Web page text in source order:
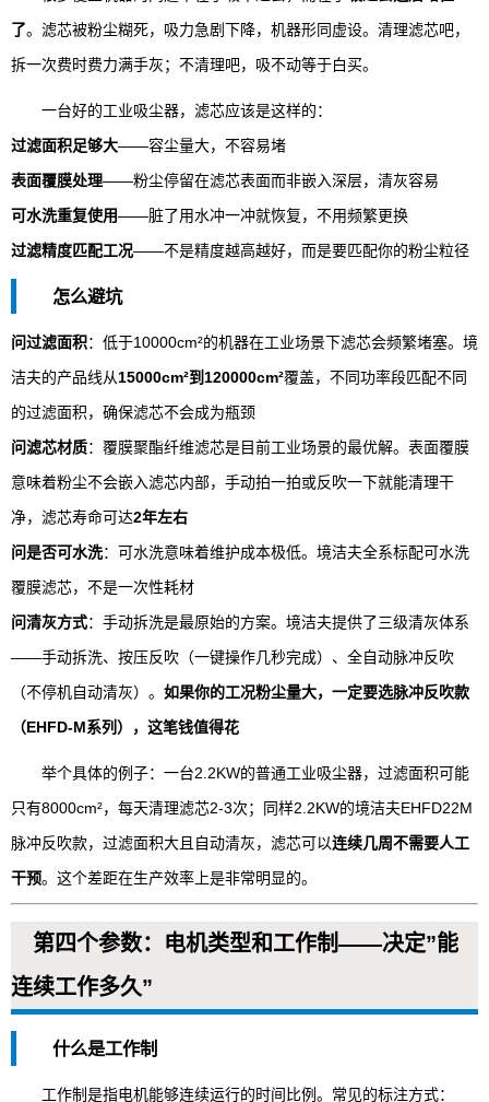
了。滤芯被粉尘糊死，吸力急剧下降，机器形同虚设。清理滤芯吧，
拆一次费时费力满手灰；不清理吧，吸不动等于白买。
一台好的工业吸尘器，滤芯应该是这样的：
过滤面积足够大——容尘量大，不容易堵
表面覆膜处理——粉尘停留在滤芯表面而非嵌入深层，清灰容易
可水洗重复使用——脏了用水冲一冲就恢复，不用频繁更换
过滤精度匹配工况——不是精度越高越好，而是要匹配你的粉尘粒径
怎么避坑
问过滤面积：低于10000cm²的机器在工业场景下滤芯会频繁堵塞。境
洁夫的产品线从15000cm²到120000cm²覆盖，不同功率段匹配不同
的过滤面积，确保滤芯不会成为瓶颈
问滤芯材质：覆膜聚酯纤维滤芯是目前工业场景的最优解。表面覆膜
意味着粉尘不会嵌入滤芯内部，手动拍一拍或反吹一下就能清理干
净，滤芯寿命可达2年左右
问是否可水洗：可水洗意味着维护成本极低。境洁夫全系标配可水洗
覆膜滤芯，不是一次性耗材
问清灰方式：手动拆洗是最原始的方案。境洁夫提供了三级清灰体系
——手动拆洗、按压反吹（一键操作几秒完成）、全自动脉冲反吹
（不停机自动清灰）。 如果你的工况粉尘量大，一定要选脉冲反吹款
（EHFD-M系列），这笔钱值得花
举个具体的例子：一台2.2KW的普通工业吸尘器，过滤面积可能
只有8000cm²，每天清理滤芯2-3次；同样2.2KW的境洁夫EHFD22M
脉冲反吹款，过滤面积大且自动清灰，滤芯可以连续几周不需要人工
干预。这个差距在生产效率上是非常明显的。
第四个参数：电机类型和工作制——决定”能
连续工作多久”
什么是工作制
工作制是指电机能够连续运行的时间比例。常见的标注方式：